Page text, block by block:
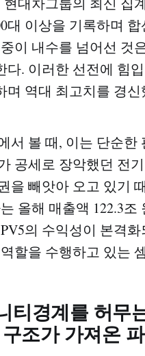
대 이상을 기록하며
이 내수를 넘어선 것
다. 이러한 선전에 힘
며 역대 최고치를 경신
서 볼 때, 이는 단순
공세로 장악했던 전
을 빼앗아 오고 있기
올해 매출액 122.3
의 수익성이 본격
할을 수행하고 있는
티경계를 허무
조가 가져온